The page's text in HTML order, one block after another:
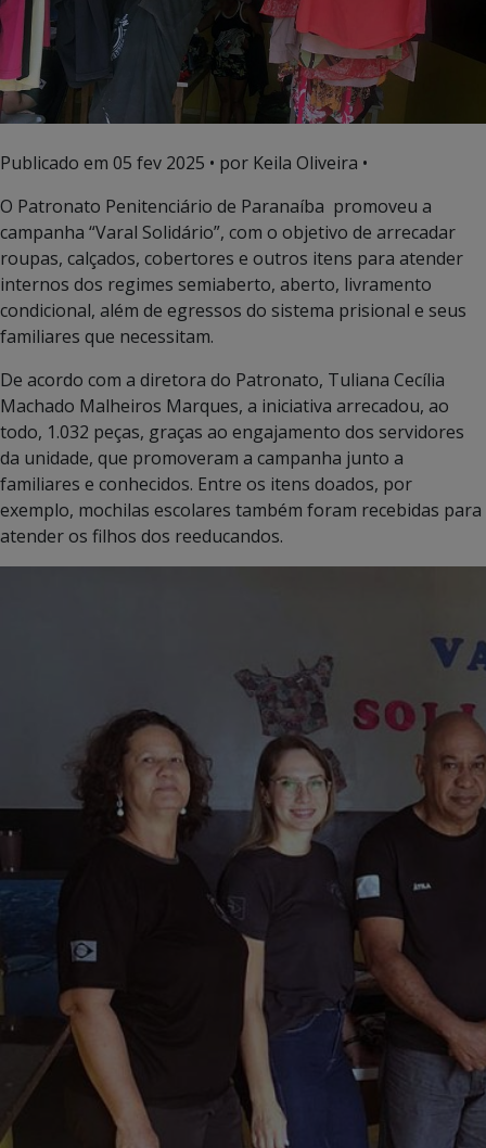
Publicado em 05 fev 2025 • por Keila Oliveira •
O Patronato Penitenciário de Paranaíba promoveu a
campanha “Varal Solidário”, com o objetivo de arrecadar
roupas, calçados, cobertores e outros itens para atender
internos dos regimes semiaberto, aberto, livramento
condicional, além de egressos do sistema prisional e seus
familiares que necessitam.
De acordo com a diretora do Patronato, Tuliana Cecília
Machado Malheiros Marques, a iniciativa arrecadou, ao
todo, 1.032 peças, graças ao engajamento dos servidores
da unidade, que promoveram a campanha junto a
familiares e conhecidos. Entre os itens doados, por
exemplo, mochilas escolares também foram recebidas para
atender os filhos dos reeducandos.